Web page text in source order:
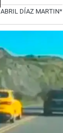
ABRIL DÍAZ MARTIN*